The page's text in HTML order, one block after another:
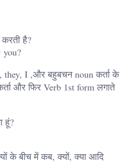
करती है?
you?
they, I ,और बहुबचन noun कर्ता के
और फिर Verb 1st form लगाते
हूं?
के बीच में कब, क्यों, क्या आदि